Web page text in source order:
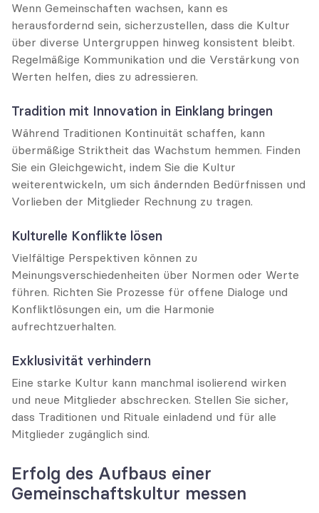
Wenn Gemeinschaften wachsen, kann es
herausfordernd sein, sicherzustellen, dass die Kultur
über diverse Untergruppen hinweg konsistent bleibt.
Regelmäßige Kommunikation und die Verstärkung von
Werten helfen, dies zu adressieren.
Tradition mit Innovation in Einklang bringen
Während Traditionen Kontinuität schaffen, kann
übermäßige Striktheit das Wachstum hemmen. Finden
Sie ein Gleichgewicht, indem Sie die Kultur
weiterentwickeln, um sich ändernden Bedürfnissen und
Vorlieben der Mitglieder Rechnung zu tragen.
Kulturelle Konflikte lösen
Vielfältige Perspektiven können zu
Meinungsverschiedenheiten über Normen oder Werte
führen. Richten Sie Prozesse für offene Dialoge und
Konfliktlösungen ein, um die Harmonie
aufrechtzuerhalten.
Exklusivität verhindern
Eine starke Kultur kann manchmal isolierend wirken
und neue Mitglieder abschrecken. Stellen Sie sicher,
dass Traditionen und Rituale einladend und für alle
Mitglieder zugänglich sind.
Erfolg des Aufbaus einer
Gemeinschaftskultur messen